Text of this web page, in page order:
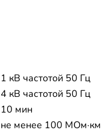
1 кВ частотой 50 Гц
4 кВ частотой 50 Гц
10 мин
не менее 100 МОм·км